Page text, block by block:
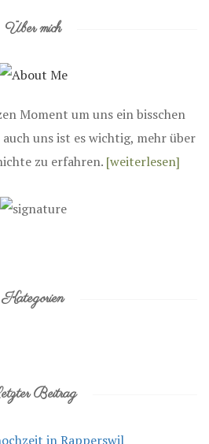
Über mich
Moment um uns ein bisschen
uns ist es wichtig, mehr über
zu erfahren. [weiterlesen]
Kategorien
Beitrag